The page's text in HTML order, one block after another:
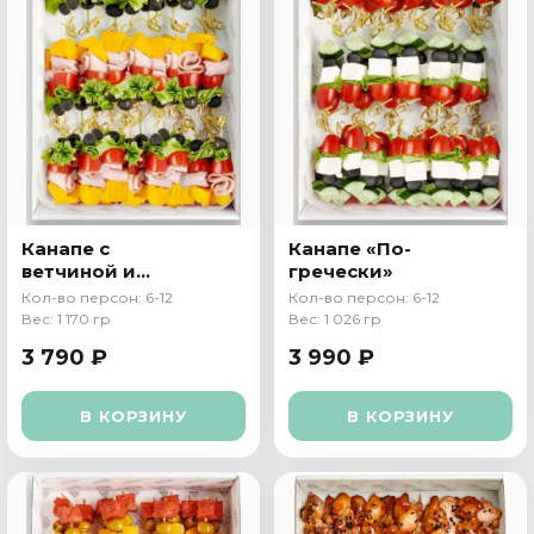
Канапе c
ветчиной и
сыром Чеддер
Кол-во персон: 6-12
Вес: 1 170 гр
3 790 ₽
В КОРЗИНУ
Канапе «По-
гречески»
Кол-во персон: 6-12
Вес: 1 026 гр
3 990 ₽
В КОРЗИНУ